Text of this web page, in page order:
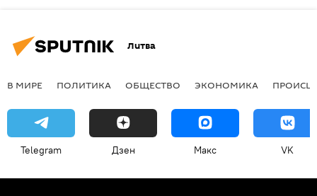
Литва
В МИРЕ ПОЛИТИКА ОБЩЕСТВО ЭКОНОМИКА
Telegram Дзен Макс VK